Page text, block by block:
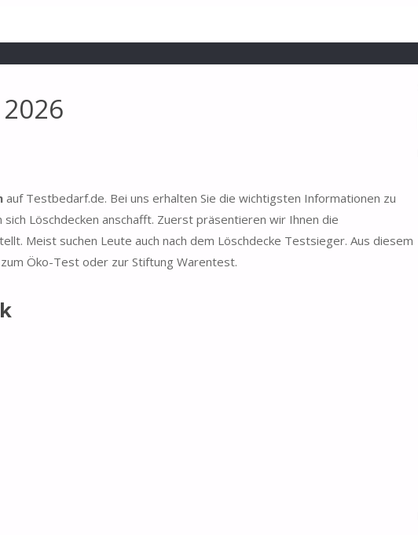
auf Testbedarf.de. Bei uns erhalten Sie die wichtigsten Informationen zu
Löschdecken anschafft. Zuerst präsentieren wir Ihnen die
Meist suchen Leute auch nach dem Löschdecke Testsieger. Aus diesem
Öko-Test oder zur Stiftung Warentest.